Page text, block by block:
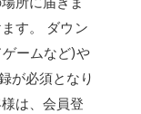
す。 ダウン
ームなど)や
が必須となり
は、会員登